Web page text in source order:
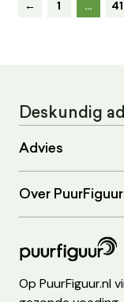
← 1 … 41
Deskundig
Advies
Over PuurFiguur
Op PuurFiguur.nl